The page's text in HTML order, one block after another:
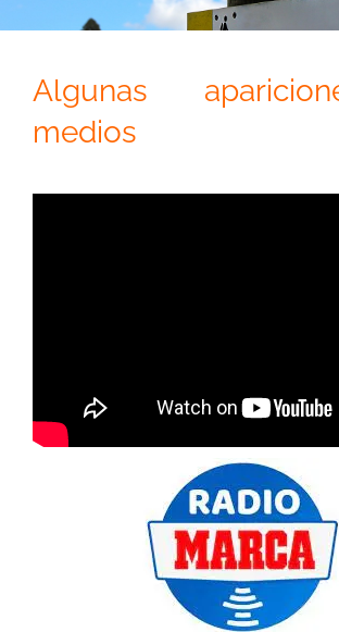
Algunas
medios